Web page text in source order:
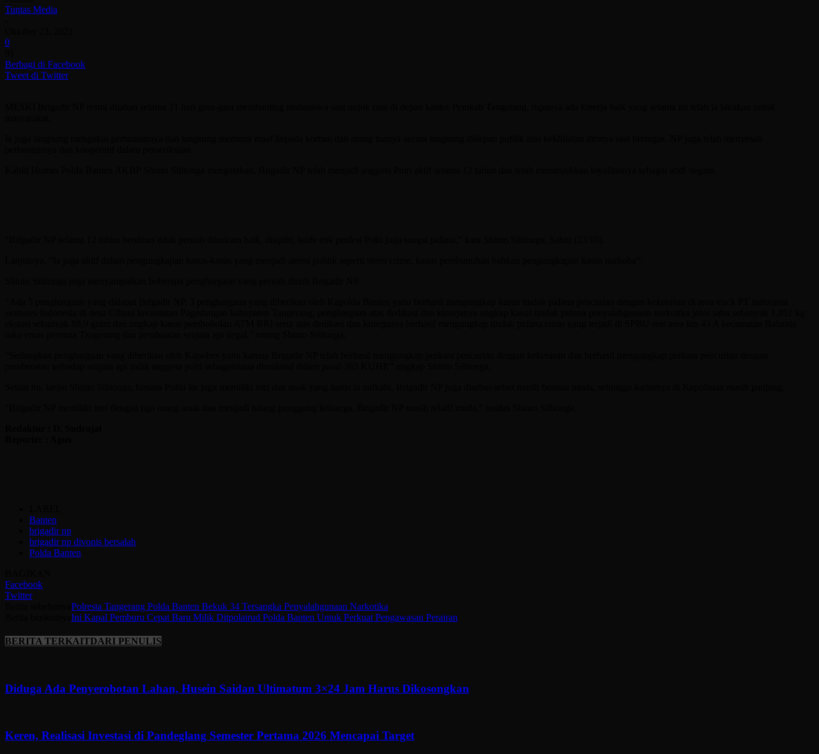
Tuntas Media
0
Berbagi di Facebook
Tweet di Twitter
Banten
brigadir np
brigadir np divonis bersalah
Polda Banten
Facebook
Twitter
Polresta Tangerang Polda Banten Bekuk 34 Tersangka Penyalahgunaan Narkotika
Ini Kapal Pemburu Cepat Baru Milik Ditpolairud Polda Banten Untuk Perkuat Pengawasan Perairan
BERITA TERKAITDARI PENULIS
Diduga Ada Penyerobotan Lahan, Husein Saidan Ultimatum 3×24 Jam Harus Dikosongkan
Keren, Realisasi Investasi di Pandeglang Semester Pertama 2026 Mencapai Target